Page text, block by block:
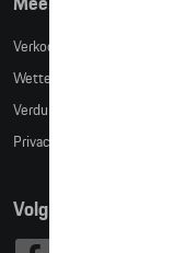
Meer info
Verkoopsvoorwaarden
Wettelijke bepalingen
Verduidelijking
Privacybeleid
Volg Ons